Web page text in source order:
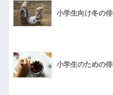
小学生向け冬の
小学生のための